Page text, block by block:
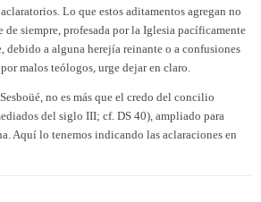
Lo que estos aditamentos agregan no
de siempre, profesada por la Iglesia pacíficamente
debido a alguna herejía reinante o a confusiones
malos teólogos, urge dejar en claro.
no es más que el credo del concilio
del siglo III; cf. DS 40), ampliado para
Aquí lo tenemos indicando las aclaraciones en